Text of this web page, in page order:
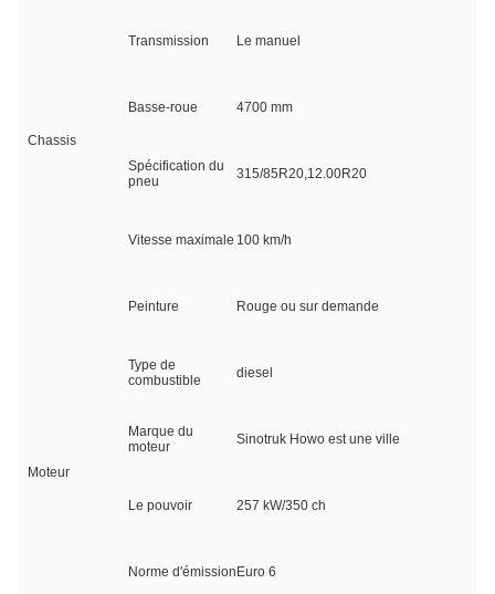
Chassis
Transmission Le manuel
Basse-roue 4700 mm
Spécification du
pneu
315/85R20,12.00R20
Vitesse maximale 100 km/h
Peinture Rouge ou sur demande
Moteur
Type de
combustible
diesel
Marque du
moteur
Sinotruk Howo est une ville
Le pouvoir 257 kW/350 ch
Norme d'émission Euro 6